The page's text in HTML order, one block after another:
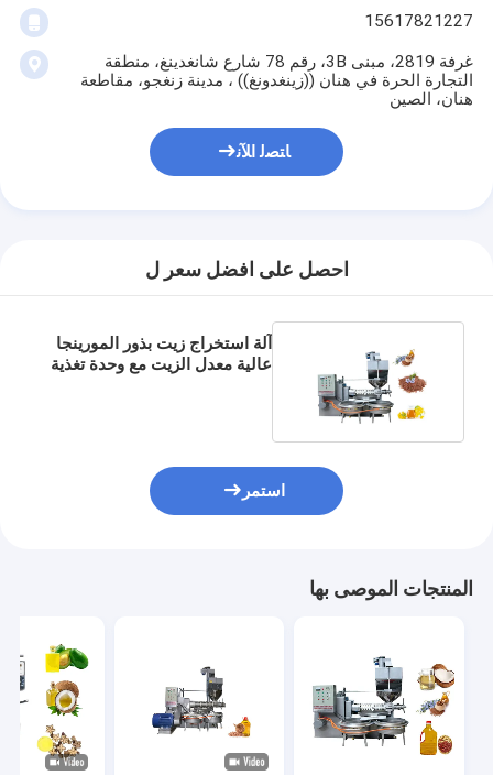
15617821227
غرفة 2819، مبنى 3B، رقم 78 شارع شانغدينغ، منطقة
التجارة الحرة في هنان ((زينغدونغ)) ، مدينة زنغجو، مقاطعة
هنان، الصين
ﺎﺘﺼﻟ ﺍﻶﻧ
احصل على افضل سعر ل
آلة استخراج زيت بذور المورينجا
عالية معدل الزيت مع وحدة تغذية
استمر
المنتجات الموصى بها